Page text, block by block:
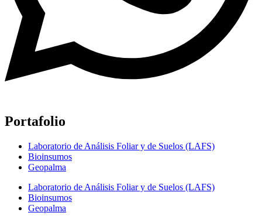
Portafolio
Laboratorio de Análisis Foliar y de Suelos (LAFS)
Bioinsumos
Geopalma
Laboratorio de Análisis Foliar y de Suelos (LAFS)
Bioinsumos
Geopalma